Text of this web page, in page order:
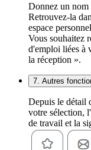
Donnez un nom
Retrouvez-la
espace
Vous souhaitez
d'emploi liées à
la réception ».
7. Autres
Depuis le détail
votre sélection,
de travail et la